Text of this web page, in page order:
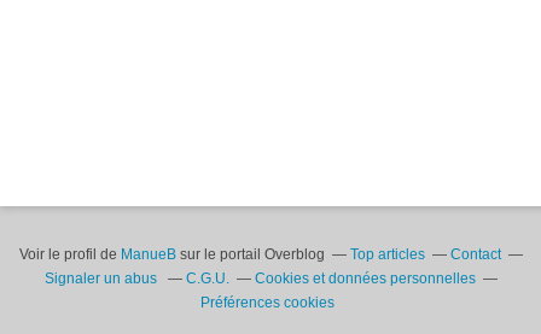
Voir le profil de ManueBsur le portail Overblog Top articles
Contact
Signaler un abus
C.G.U.
Cookies et données personnelles
Préférences cookies